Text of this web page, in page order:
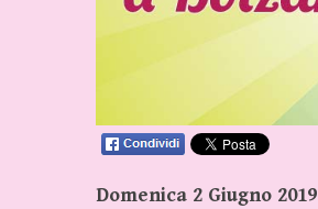
Domenica 2 Giugno 2019